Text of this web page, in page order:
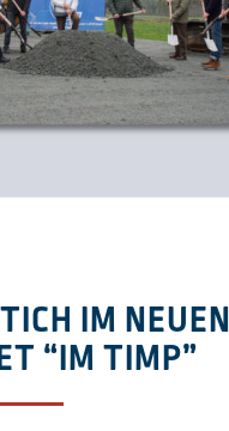
IM NEUEN
“IM TIMP”